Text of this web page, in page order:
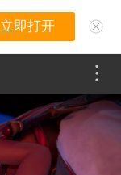
立即打开